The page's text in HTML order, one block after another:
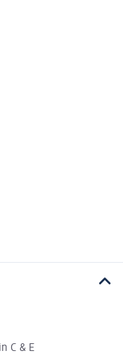
C & E